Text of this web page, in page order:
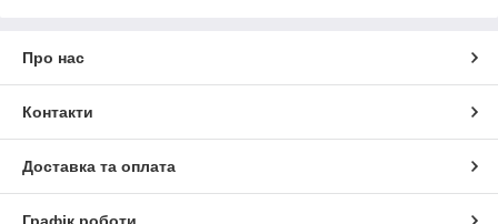
Про нас
Контакти
Доставка та оплата